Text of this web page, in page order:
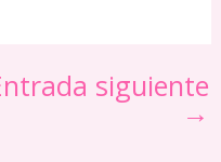
siguiente
→